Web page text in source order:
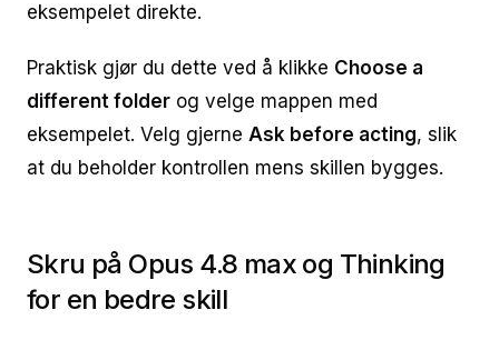
eksempelet direkte.
Praktisk gjør du dette ved å klikke Choose a
different folder og velge mappen med
eksempelet. Velg gjerne Ask before acting, slik
at du beholder kontrollen mens skillen bygges.
Skru på Opus 4.8 max og Thinking
for en bedre skill